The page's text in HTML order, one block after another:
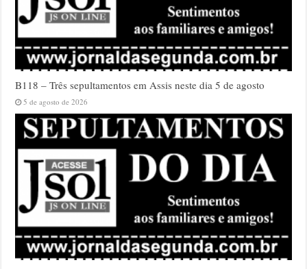
B118 – Três sepultamentos em Assis neste dia 5 de agosto
5 de agosto de 2026